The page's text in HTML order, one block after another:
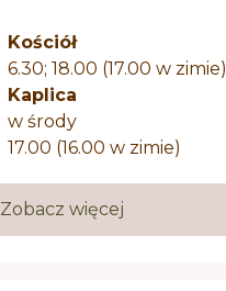
Kościół
6.30; 18.00 (17.00 w zimie)
Kaplica
w środy
17.00 (16.00 w zimie)
Zobacz więcej